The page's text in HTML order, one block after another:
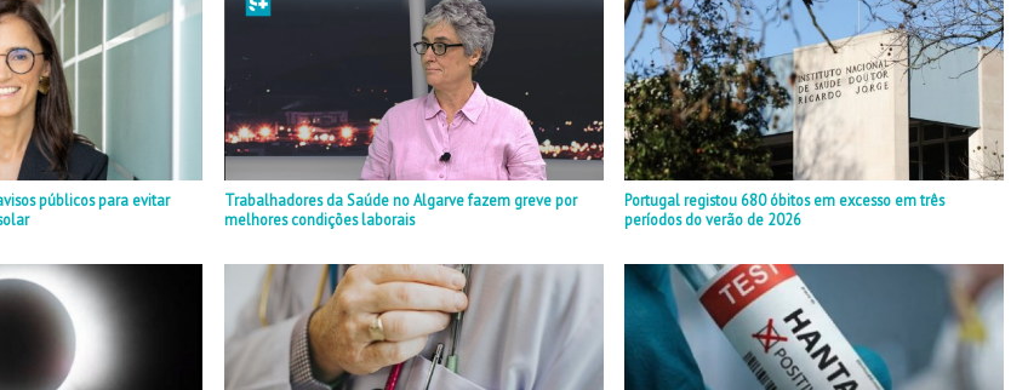
públicos para evitar
Trabalhadores da Saúde no Algarve fazem greve por
melhores condições laborais
Portugal registou 680 óbitos em excesso em três
períodos do verão de 2026